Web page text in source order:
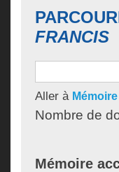
FRANCIS
Aller à
Nombre de
Mémoire